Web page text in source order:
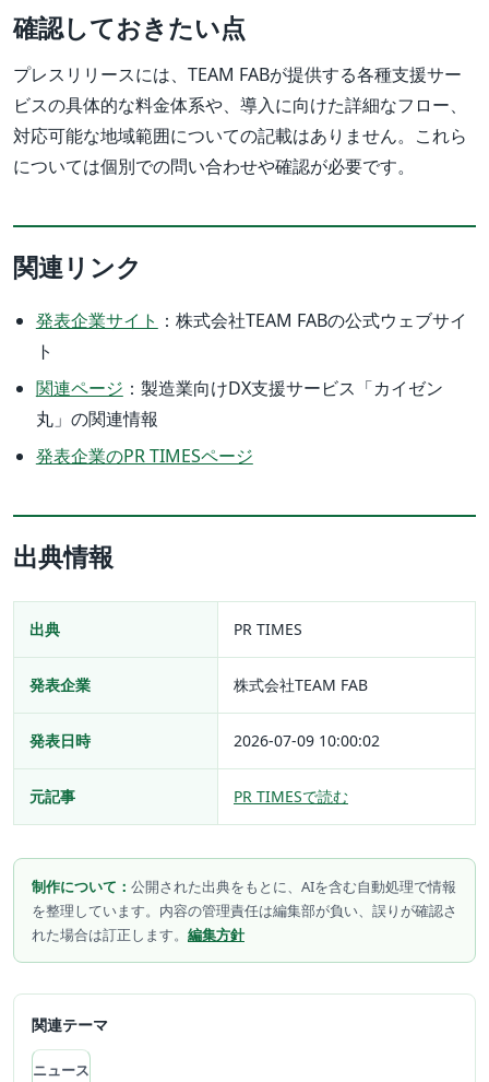
確認しておきたい点
プレスリリースには、TEAM FABが提供する各種支援サー
ビスの具体的な料金体系や、導入に向けた詳細なフロー、
対応可能な地域範囲についての記載はありません。これら
については個別での問い合わせや確認が必要です。
関連リンク
発表企業サイト ：株式会社TEAM FABの公式ウェブサイ
ト
関連ページ ：製造業向けDX支援サービス「カイゼン
丸」の関連情報
発表企業のPR TIMESページ
出典情報
出典 PR TIMES
発表企業 株式会社TEAM FAB
発表日時 2026-07-09 10:00:02
元記事 PR TIMESで読む
制作について： 公開された出典をもとに、AIを含む自動処理で情報
を整理しています。内容の管理責任は編集部が負い、誤りが確認さ
れた場合は訂正します。 編集方針
関連テーマ
ニュース